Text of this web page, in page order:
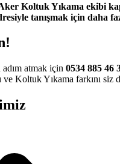
Koltuk Yıkama ekibi
tanışmak için daha
atmak için 0534 885 46
ve Koltuk Yıkama farkını siz